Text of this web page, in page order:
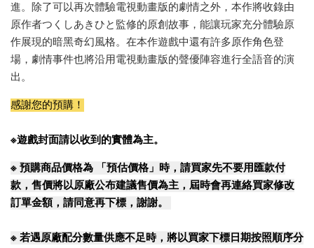
進。除了可以再次體驗電視動畫版的劇情之外，本作將收錄由
原作者つくしあきひと監修的原創故事，能讓玩家充分體驗原
作展現的暗黑奇幻風格。在本作遊戲中還有許多原作角色登
場，劇情事件也將沿用電視動畫版的聲優陣容進行全語音的演
出。
感謝您的預購！
※遊戲封面請以收到的實體為主。
※ 預購商品價格為 「預估價格」時，請買家先不要用匯款付
款，售價將以原廠公布建議售價為主，屆時會再連絡買家修改
訂單金額，請同意再下標，謝謝。
※ 若遇原廠配分數量供應不足時，將以買家下標日期按照順序分